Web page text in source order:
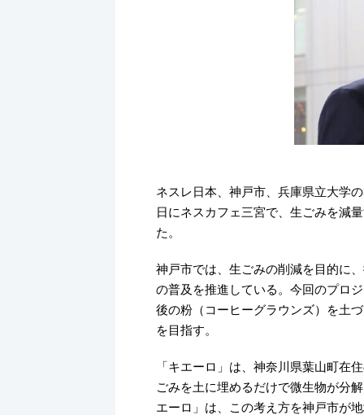
ネスレ日本、神戸市、兵庫県立大学
日にネスカフェ三宮で、生ごみを減
た。
神戸市では、生ごみの削減を目的に
の普及を推進している。今回のプロ
後の粉（コーヒーグラウンズ）を土
を目指す。
「キエーロ」は、神奈川県葉山町在
ごみを土に埋めるだけで微生物が分
エーロ」は、この考え方を神戸市が